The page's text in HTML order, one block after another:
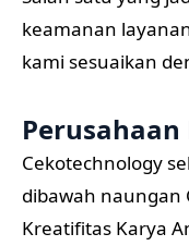
keamanan
kami sesuaikan
Perusahaan
Cekotechnology
dibawah naungan
Kreatifitas Karya